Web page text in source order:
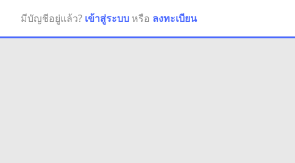
มีบัญชีอยู่แล้ว? เข้าสู่ระบบ หรือ ลงทะเบียน